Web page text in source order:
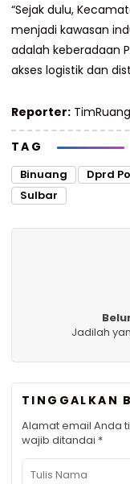
“Sejak dulu,
menjadi kawasan
adalah keberadaan
akses logistik dan
Reporter:
TAG
Binuang Dprd
Sulbar
Jadilah
TINGGALKAN
Alamat email Anda
wajib ditandai *